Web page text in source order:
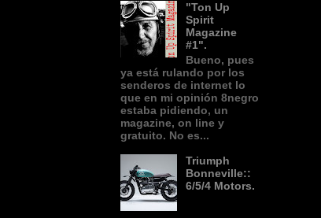
"Ton Up
Spirit
Magazine
#1".
Bueno, pues
ya está rulando por los
senderos de internet lo
que en mi opinión 8negro
estaba pidiendo, un
magazine, on line y
gratuito. No es...
Triumph
Bonneville::
6/5/4 Motors.